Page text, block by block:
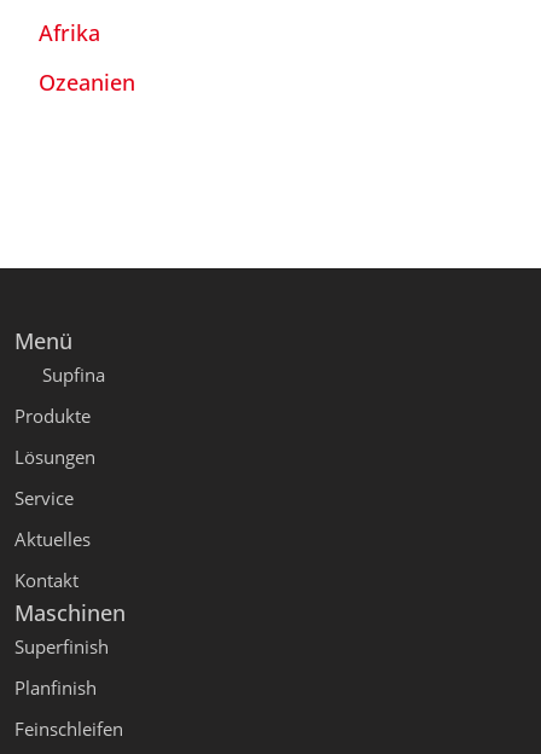
Afrika
Ozeanien
Menü
Supfina
Produkte
Lösungen
Service
Aktuelles
Kontakt
Maschinen
Superfinish
Planfinish
Feinschleifen